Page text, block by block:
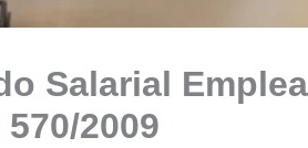
Salarial
2009